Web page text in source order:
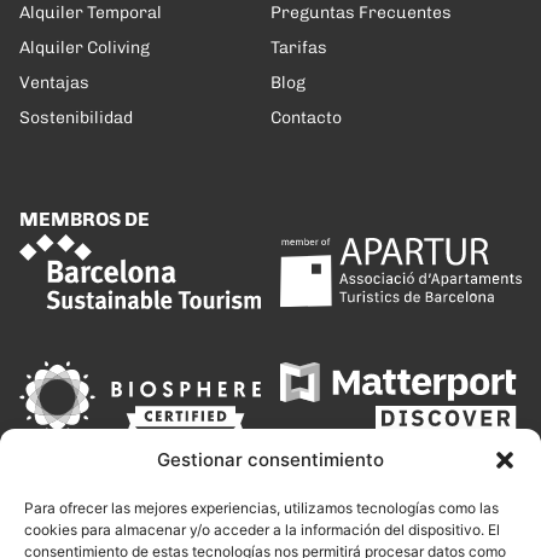
Gestionar consentimiento
Para ofrecer las mejores experiencias, utilizamos tecnologías como las
cookies para almacenar y/o acceder a la información del dispositivo. El
consentimiento de estas tecnologías nos permitirá procesar datos como
Alquiler Temporal
Alquiler Coliving
Ventajas
Sostenibilidad
Preguntas Frecuentes
Tarifas
Blog
Contacto
MEMBROS DE